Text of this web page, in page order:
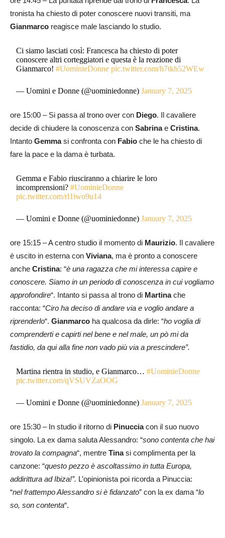
tronista ha chiesto di poter conoscere nuovi transiti, ma
Gianmarco reagisce male lasciando lo studio.
Ci siamo lasciati così: Francesca ha chiesto di poter
conoscere altri corteggiatori e questa è la reazione di
Gianmarco!#UominieDonne pic.twitter.com/h7tkh52WEw
— Uomini e Donne (@uominiedonne)January 7, 2025
ore 15:00 – Si passa al trono over con Diego. Il cavaliere
decide di chiudere la conoscenza con Sabrinae Cristina.
Intanto Gemmasi confronta con Fabio che le ha chiesto di
fare la pace e la dama è turbata.
Gemma e Fabio riusciranno a chiarire le loro
incomprensioni?#UominieDonne
pic.twitter.com/rl1iwo9u14
— Uomini e Donne (@uominiedonne)January 7, 2025
ore 15:15 – A centro studio il momento di Maurizio. Il cavaliere
è uscito in esterna con Viviana, ma è pronto a conoscere
anche Cristina: “è una ragazza che mi interessa capire e
conoscere. Siamo in un periodo di conoscenza in cui vogliamo
approfondire“. Intanto si passa al trono di Martinache
racconta: “Ciro ha deciso di andare via e voglio andare a
riprenderlo“. Gianmarco ha qualcosa da dirle: “ho voglia di
comprenderti e capirti nel bene e nel male, un pò mi da
fastidio, da qui alla fine non vado più via a prescindere”.
Martina rientra in studio, e Gianmarco…#UominieDonne
pic.twitter.com/qVSUVZaOOG
— Uomini e Donne (@uominiedonne)January 7, 2025
ore 15:30 – In studio il ritorno di Pinucciacon il suo nuovo
singolo. La ex dama saluta Alessandro: “sono contenta che hai
trovato la compagna“, mentre Tinasi complimenta per la
canzone: “questo pezzo è ascoltassimo in tutta Europa,
addirittura ad Ibiza!”. L’opinionista poi ricorda a Pinuccia:
“nel frattempo Alessandro si è fidanzato” con la ex dama “lo
so, son contenta“.